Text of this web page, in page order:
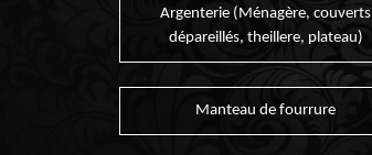
Argenterie (Ménagère, couverts
dépareillés, theillere, plateau)
Manteau de fourrure